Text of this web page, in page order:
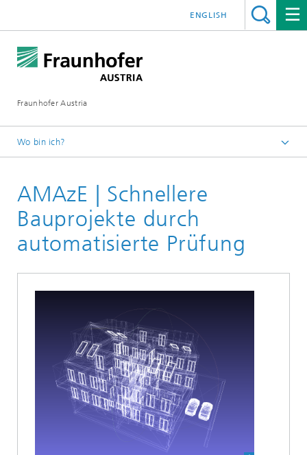
Fraunhofer Austria
ENGLISH
Wo bin ich?
Leistungen
Referenzen Visual Computing
AMAzE | Schnellere
Bauprojekte durch
automatisierte Prüfung